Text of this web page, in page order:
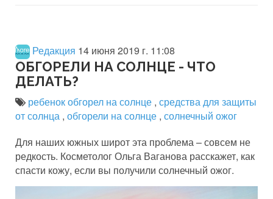
Редакция 14 июня 2019 г. 11:08
ОБГОРЕЛИ НА СОЛНЦЕ - ЧТО
ДЕЛАТЬ?
ребенок обгорел на солнце , средства для защиты
от солнца , обгорели на солнце , солнечный ожог
Для наших южных широт эта проблема – совсем не
редкость. Косметолог Ольга Ваганова расскажет, как
спасти кожу, если вы получили солнечный ожог.